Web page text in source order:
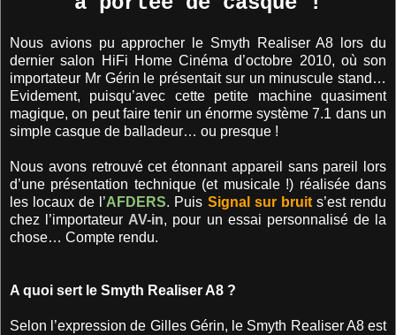
Nous avions pu approcher le Smyth Realiser A8 lors du
dernier salon HiFi Home Cinéma d’octobre 2010, où son
importateur Mr Gérin le présentait sur un minuscule stand…
Evidement, puisqu’avec cette petite machine quasiment
magique, on peut faire tenir un énorme système 7.1 dans un
simple casque de balladeur… ou presque !
Nous avons retrouvé cet étonnant appareil sans pareil lors
d’une présentation technique (et musicale !) réalisée dans
les locaux de l’AFDERS. Puis Signal sur bruits’est rendu
chez l’importateur AV-in, pour un essai personnalisé de la
chose… Compte rendu.
A quoi sert le Smyth Realiser A8 ?
Selon l’expression de Gilles Gérin, le Smyth Realiser A8 est